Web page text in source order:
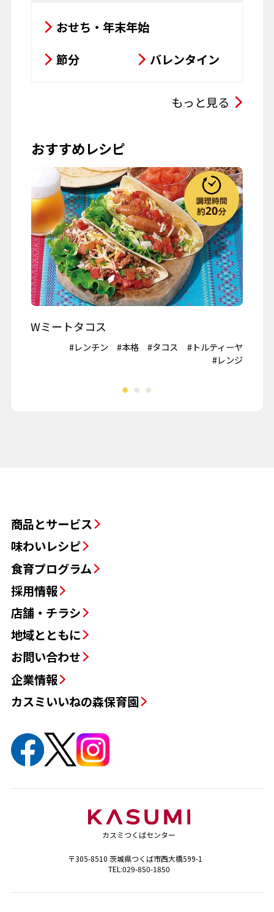
粉物
お菓子
パスタ
おせち・年末年始
節分
バレンタイン
お彼岸
お月見
ハロウィーン
クリスマス
春の行楽
秋の行楽
記念日・お祝い
ワイン
もっと見る
おすすめレシピ
Wミートタコス
#レンチン #本格 #タコス
#トルティーヤ
#レンジ
商品とサービス
味わいレシピ
食育プログラム
採用情報
店舗・チラシ
地域とともに
お問い合わせ
企業情報
カスミいいねの森保育園
カスミつくばセンター
〒305-8510 茨城県つくば市西大橋599-1
TEL:029-850-1850